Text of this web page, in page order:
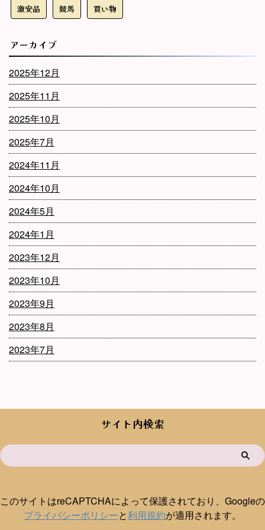
激安品 競馬 買い物
アーカイブ
2025年12月
2025年11月
2025年10月
2025年7月
2024年11月
2024年10月
2024年5月
2024年1月
2023年12月
2023年10月
2023年9月
2023年8月
2023年7月
サイト内検索
このサイトはreCAPTCHAによって保護されており、Googleの
プライバシーポリシーと利用規約が適用されます。